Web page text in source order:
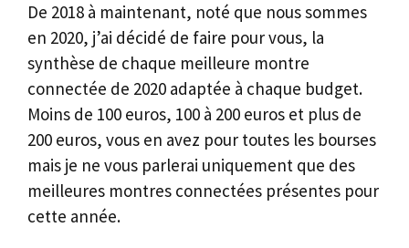
De 2018 à maintenant, noté que nous sommes
en 2020, j’ai décidé de faire pour vous, la
synthèse de chaque meilleure montre
connectée de 2020 adaptée à chaque budget.
Moins de 100 euros, 100 à 200 euros et plus de
200 euros, vous en avez pour toutes les bourses
mais je ne vous parlerai uniquement que des
meilleures montres connectées présentes pour
cette année.